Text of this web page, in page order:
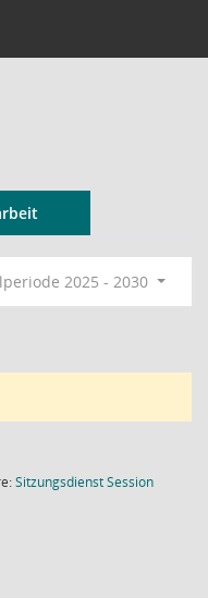
2025 - 2030
SitzungsdienstSession(Wird in